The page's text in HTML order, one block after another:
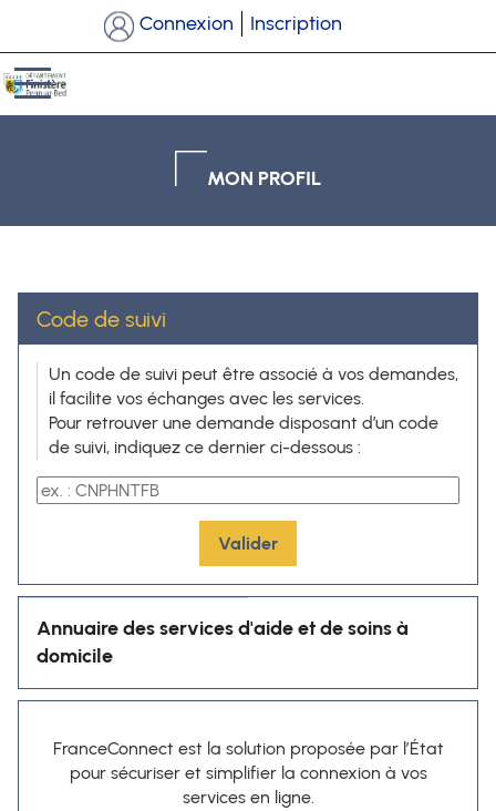
Connexion Inscription
Ouvrir le menu
MON PROFIL
Code de suivi
Un code de suivi peut être associé à vos demandes,
il facilite vos échanges avec les services.
Pour retrouver une demande disposant d’un code
de suivi, indiquez ce dernier ci-dessous :
Code de suivi
Valider
Annuaire des services d'aide et de soins à
domicile
FranceConnect est la solution proposée par l’État
pour sécuriser et simplifier la connexion à vos
services en ligne.